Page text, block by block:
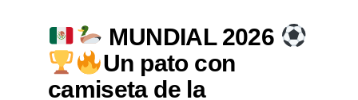
MUNDIAL 2026
Un pato con
camiseta de la